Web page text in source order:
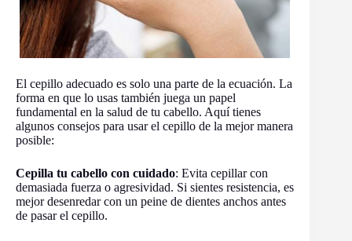
El cepillo adecuado es solo una parte de la ecuación. La
forma en que lo usas también juega un papel
fundamental en la salud de tu cabello. Aquí tienes
algunos consejos para usar el cepillo de la mejor manera
posible:
Cepilla tu cabello con cuidado: Evita cepillar con
demasiada fuerza o agresividad. Si sientes resistencia, es
mejor desenredar con un peine de dientes anchos antes
de pasar el cepillo.